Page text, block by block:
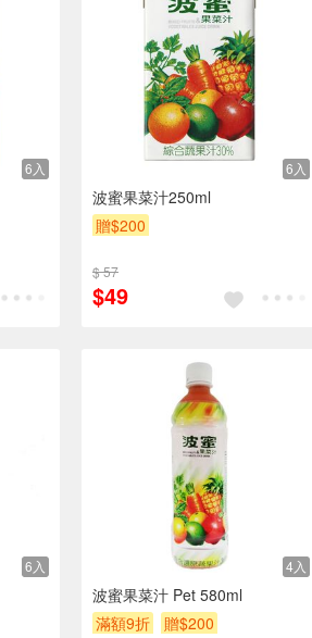
6入 6入
波蜜果菜汁250ml
贈$200
$ 57
$49
6入 4入
波蜜果菜汁 Pet 580ml
滿額9折
贈$200